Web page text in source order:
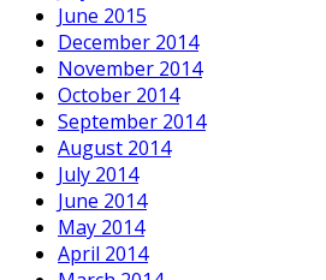
June 2015
December 2014
November 2014
October 2014
September 2014
August 2014
July 2014
June 2014
May 2014
April 2014